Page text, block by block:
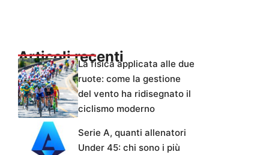
Articoli recentiLa fisica applicata alle due
ruote: come la gestione
del vento ha ridisegnato il
ciclismo moderno
Serie A, quanti allenatori
Under 45: chi sono i più